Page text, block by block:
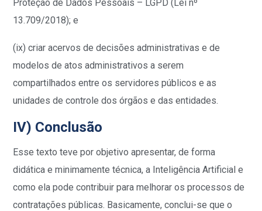
Proteção de Dados Pessoais – LGPD (Lei nº
13.709/2018); e
(ix) criar acervos de decisões administrativas e de
modelos de atos administrativos a serem
compartilhados entre os servidores públicos e as
unidades de controle dos órgãos e das entidades.
IV) Conclusão
Esse texto teve por objetivo apresentar, de forma
didática e minimamente técnica, a Inteligência Artificial e
como ela pode contribuir para melhorar os processos de
contratações públicas. Basicamente, conclui-se que o